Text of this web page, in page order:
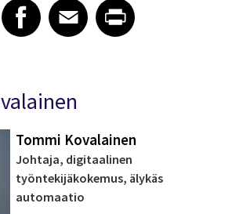
X
Share article on Facebook
Facebook
Share article on Email
EmailShare article on Print
Tommi Kovalainen
Johtaja, digitaalinen
työntekijäkokemus, älykäs
automaatio